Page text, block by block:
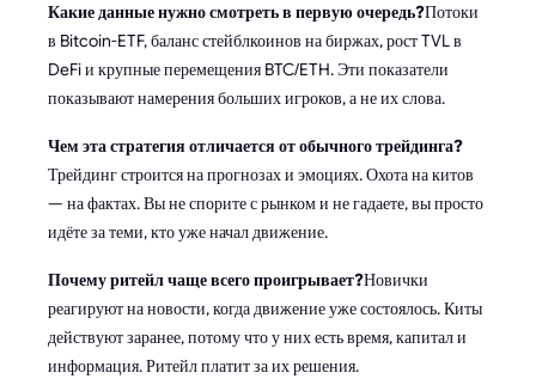
Какие данные нужно смотреть в первую очередь?Потоки
в Bitcoin-ETF, баланс стейблкоинов на биржах, рост TVL в
DeFi и крупные перемещения BTC/ETH. Эти показатели
показывают намерения больших игроков, а не их слова.
Чем эта стратегия отличается от обычного трейдинга?
Трейдинг строится на прогнозах и эмоциях. Охота на китов
— на фактах. Вы не спорите с рынком и не гадаете, вы просто
идёте за теми, кто уже начал движение.
Почему ритейл чаще всего проигрывает?Новички
реагируют на новости, когда движение уже состоялось. Киты
действуют заранее, потому что у них есть время, капитал и
информация. Ритейл платит за их решения.